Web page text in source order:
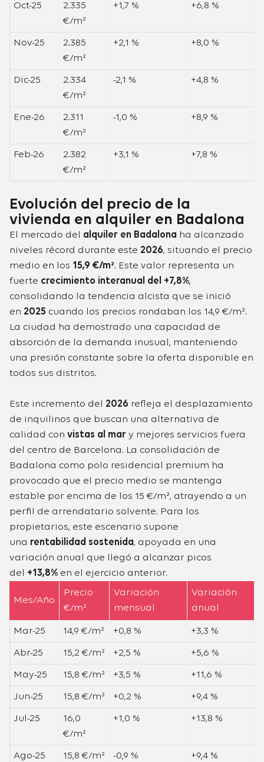
Oct-25
2.335
€/m²
+1,7 % +6,8 %
Nov-25
2.385
€/m²
+2,1 % +8,0 %
Dic-25
2.334
€/m²
-2,1 % +4,8 %
Ene-26
2.311
€/m²
-1,0 % +8,9 %
Feb-26
2.382
€/m²
+3,1 % +7,8 %
Mes/Año
Precio
€/m²
Variación
mensual
Variación
anual
Mar-25 14,9 €/m² +0,8 % +3,3 %
Abr-25 15,2 €/m² +2,5 % +5,6 %
May-25 15,8 €/m² +3,5 % +11,6 %
Jun-25 15,8 €/m² +0,2 % +9,4 %
Jul-25
16,0
€/m²
+1,0 % +13,8 %
Ago-25 15,8 €/m² -0,9 % +9,4 %
Evolución del precio de la
vivienda en alquiler en Badalona​
El mercado del alquiler en Badalona ha alcanzado
niveles récord durante este 2026, situando el precio
medio en los 15,9 €/m². Este valor representa un
fuerte crecimiento interanual del +7,8%,
consolidando la tendencia alcista que se inició
en 2025 cuando los precios rondaban los 14,9 €/m².
La ciudad ha demostrado una capacidad de
absorción de la demanda inusual, manteniendo
una presión constante sobre la oferta disponible en
todos sus distritos.
Este incremento del 2026 refleja el desplazamiento
de inquilinos que buscan una alternativa de
calidad con vistas al mar y mejores servicios fuera
del centro de Barcelona. La consolidación de
Badalona como polo residencial premium ha
provocado que el precio medio se mantenga
estable por encima de los 15 €/m², atrayendo a un
perfil de arrendatario solvente. Para los
propietarios, este escenario supone
una rentabilidad sostenida, apoyada en una
variación anual que llegó a alcanzar picos
del +13,8% en el ejercicio anterior.